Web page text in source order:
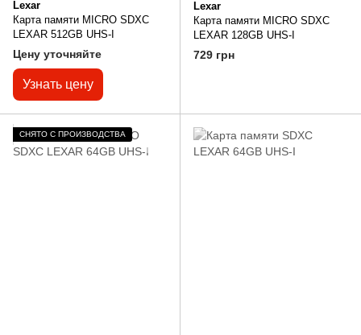
Lexar
Карта памяти MICRO SDXC
LEXAR 512GB UHS-I
Цену уточняйте
Узнать цену
Lexar
Карта памяти MICRO SDXC
LEXAR 128GB UHS-I
729 грн
СНЯТО С ПРОИЗВОДСТВА